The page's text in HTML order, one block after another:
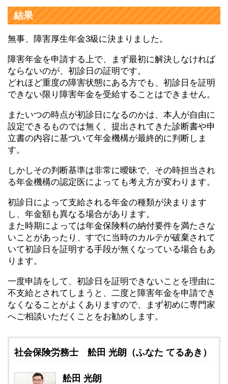
結果
無事、障害厚生年金3級に決まりました。
障害年金を申請する上で、まず最初に解決しなければ
ならないのが、初診日の証明です。
どれほど重度の障害状態にある方でも、初診日を証明
できない限り障害年金を受給することはできません。
またいつの時点が初診日になるのかは、本人が自由に
設定できるものでは無く、提出されてきた診断書や申
立書の内容に基づいて年金機構が最終的に判断しま
す。
しかしその判断基準は非常に曖昧で、その時担当され
る年金機構の認定医によっても考え方が変わります。
初診日によって支給される年金の種類が決まります
し、年金額も異なる場合があります。
また時期によっては年金保険料の納付要件を満たさな
いことがあったり、すでに当時のカルテが破棄されて
いて初診日を証明する手段が無くなっている場合もあ
ります。
一度申請をして、初診日を証明できないことを理由に
不支給とされてしまうと、二度と障害年金を申請でき
なくなることがよくありますので、まず初めに専門家
へご相談いただくことをお勧めします。
社会保険労務士 舩田 光朗（ふなた てるあき）
舩田 光朗